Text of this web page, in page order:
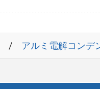
アルミ電解コンデ